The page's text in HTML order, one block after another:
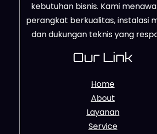
kebutuhan bisnis. Kami
perangkat berkualitas, instalasi
dan dukungan teknis yang
Our Link
Home
About
Layanan
Service